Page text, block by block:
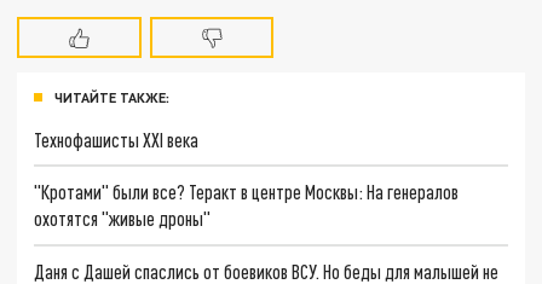
ЧИТАЙТЕ ТАКЖЕ:
Технофашисты XXI века
"Кротами" были все? Теракт в центре Москвы: На генералов
охотятся "живые дроны"
Даня с Дашей спаслись от боевиков ВСУ. Но беды для малышей не